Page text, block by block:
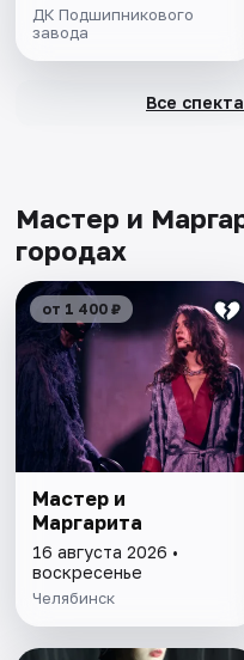
ДК Подшипникового
завода
Все
Мастер и
городах
от 1 400 ₽
Мастер и
Маргарита
16 августа 2026 •
воскресенье
Челябинск